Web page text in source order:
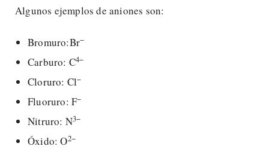
Algunos ejemplos de aniones son:
Bromuro:Br−
Carburo: C4−
Cloruro: Cl−
Fluoruro: F−
Nitruro: N3−
Óxido: O2−